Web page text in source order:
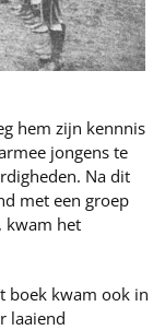
hem zijn kennnis
jongens te
Na dit
met een groep
kwam het
boek kwam ook in
laaiend